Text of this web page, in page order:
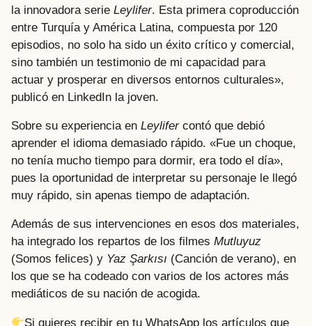
la innovadora serie Leylifer. Esta primera coproducción
entre Turquía y América Latina, compuesta por 120
episodios, no solo ha sido un éxito crítico y comercial,
sino también un testimonio de mi capacidad para
actuar y prosperar en diversos entornos culturales»,
publicó en LinkedIn la joven.
Sobre su experiencia en Leylifer contó que debió
aprender el idioma demasiado rápido. «Fue un choque,
no tenía mucho tiempo para dormir, era todo el día»,
pues la oportunidad de interpretar su personaje le llegó
muy rápido, sin apenas tiempo de adaptación.
Además de sus intervenciones en esos dos materiales,
ha integrado los repartos de los filmes Mutluyuz
(Somos felices) y Yaz Şarkısı (Canción de verano), en
los que se ha codeado con varios de los actores más
mediáticos de su nación de acogida.
Si quieres recibir en tu WhatsApp los artículos que